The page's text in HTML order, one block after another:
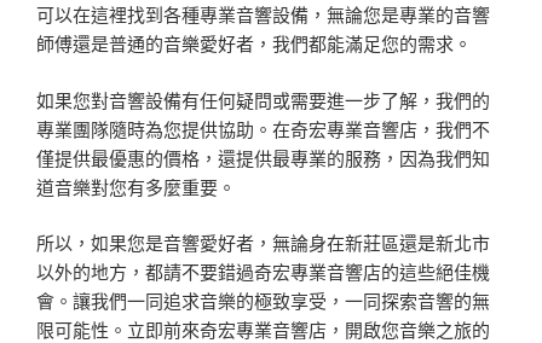
可以在這裡找到各種專業音響設備，無論您是專業的音響
師傅還是普通的音樂愛好者，我們都能滿足您的需求。
如果您對音響設備有任何疑問或需要進一步了解，我們的
專業團隊隨時為您提供協助。在奇宏專業音響店，我們不
僅提供最優惠的價格，還提供最專業的服務，因為我們知
道音樂對您有多麼重要。
所以，如果您是音響愛好者，無論身在新莊區還是新北市
以外的地方，都請不要錯過奇宏專業音響店的這些絕佳機
會。讓我們一同追求音樂的極致享受，一同探索音響的無
限可能性。立即前來奇宏專業音響店，開啟您音樂之旅的